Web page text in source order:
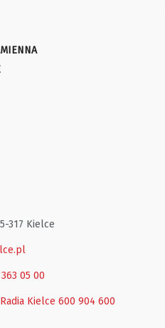
317 Kielce
05 00
Kielce 600 904 600